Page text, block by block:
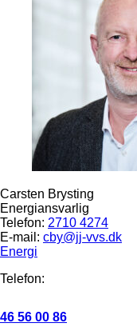
Carsten Brysting
Energiansvarlig
Telefon: 2710 4274
E-mail: cby@jj-vvs.dk
Energi
Telefon:
46 56 00 86